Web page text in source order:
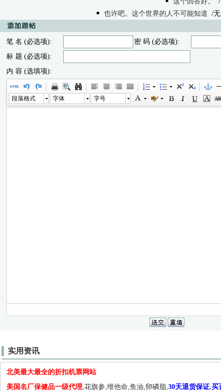
也许吧。这个世界的人不可能知道 /
笔 名 (必选项):
密 码 (必选项):
标 题 (必选项):
内 容 (选填项):
段落格式 字体 字号
实用资讯
北美最大最全的折扣机票网站
美国名厂保健品一级代理,花旗参,维他命,鱼油,卵磷脂,30天退货保证.买